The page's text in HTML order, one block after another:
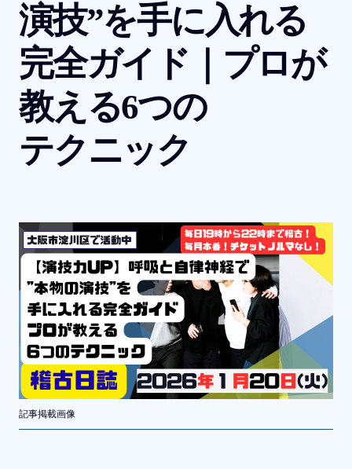
演技”を手に入れる
完全ガイド｜プロが
教える6つの
テクニック
記事掲載画像